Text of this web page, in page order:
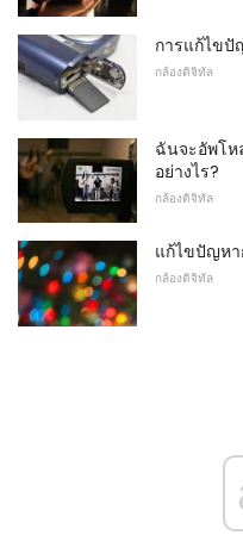
การแก้ไขปั
กล้องดิจิทัล
ฉันจะอัพโห
อย่างไร?
กล้องดิจิทัล
แก้ไขปัญหา
กล้องดิจิทัล